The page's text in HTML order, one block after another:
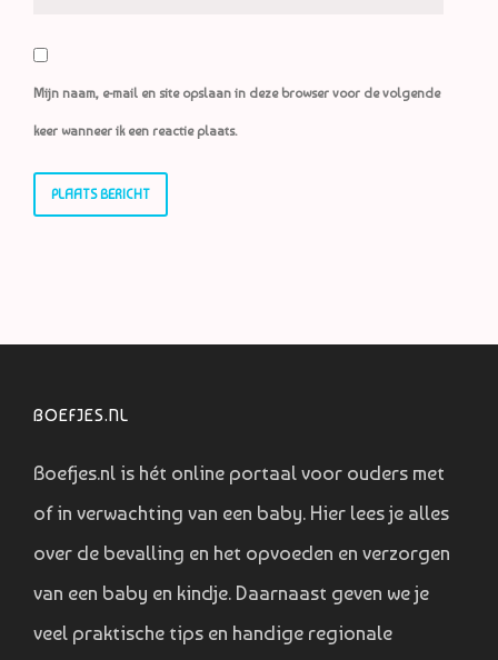
Mijn naam, e-mail en site opslaan in deze browser voor de volgende
keer wanneer ik een reactie plaats.
BOEFJES.NL
Boefjes.nl is hét online portaal voor ouders met
of in verwachting van een baby. Hier lees je alles
over de bevalling en het opvoeden en verzorgen
van een baby en kindje. Daarnaast geven we je
veel praktische tips en handige regionale